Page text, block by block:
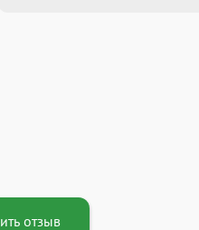
отзыв